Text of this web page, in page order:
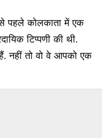
से पहले कोलकाता में एक
टिप्पणी की थी.
नहीं तो वो वे आपको एक